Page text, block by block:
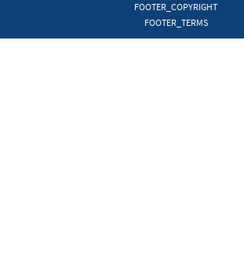
FOOTER_COPYRIGHT
FOOTER_TERMS